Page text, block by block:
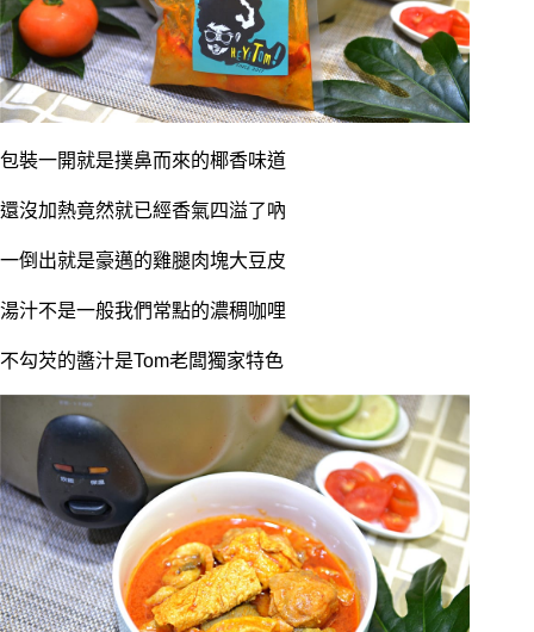
包裝一開就是撲鼻而來的椰香味道
還沒加熱竟然就已經香氣四溢了吶
一倒出就是豪邁的雞腿肉塊大豆皮
湯汁不是一般我們常點的濃稠咖哩
不勾芡的醬汁是Tom老闆獨家特色